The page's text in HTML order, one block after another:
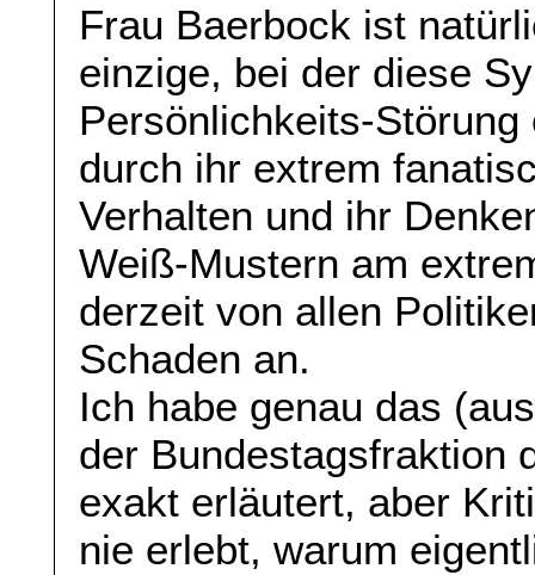
Frau Baerbock ist
einzige, bei der diese
Persönlichkeits-
durch ihr extrem
Verhalten und ihr
Weiß-Mustern am
derzeit von allen
Schaden an.
Ich habe genau das
der Bundestagsfraktion
exakt erläutert, aber
nie erlebt, warum